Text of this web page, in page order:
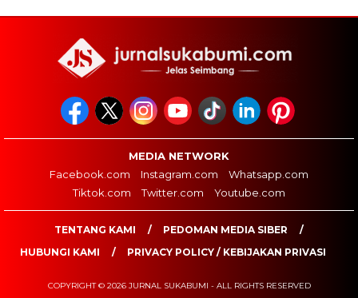
MEDIA NETWORK
Facebook.com
Instagram.com
Whatsapp.com
Tiktok.com
Twitter.com Youtube.com
TENTANG KAMI
PEDOMAN MEDIA SIBER
HUBUNGI KAMI
PRIVACY POLICY / KEBIJAKAN PRIVASI
COPYRIGHT © 2026 JURNAL SUKABUMI - ALL RIGHTS RESERVED